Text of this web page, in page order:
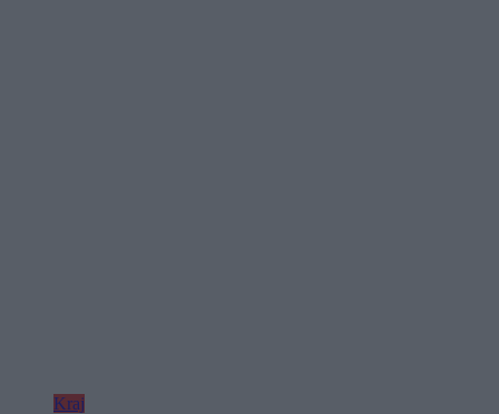
Kraj